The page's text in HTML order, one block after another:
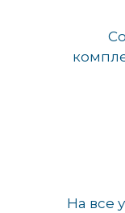
На все